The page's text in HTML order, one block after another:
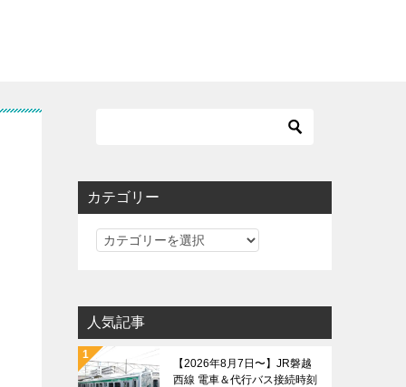
カテゴリー
カ
リ
ー
人気記事
【2026年8月7日〜】JR磐越
西線 電車＆代行バス接続時刻